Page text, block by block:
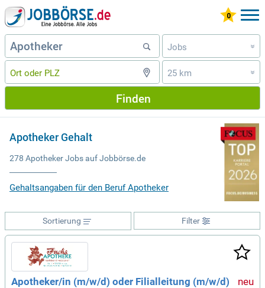
Jobs »
25 km »
Finden
Apotheker Gehalt
278 Apotheker Jobs auf Jobbörse.de
Gehaltsangaben für den Beruf Apotheker
Filter
Sortierung
Apotheker/in (m/w/d) oder Filialleitung (m/w/d)